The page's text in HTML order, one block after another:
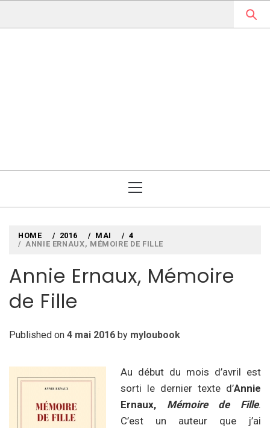
Menu
HOME 2016 MAI
4
ANNIE ERNAUX, MÉMOIRE DE FILLE
Annie Ernaux, Mémoire
de Fille
Published on 4 mai 2016 by myloubook
Au début du mois d’avril est
sorti le dernier texte d’Annie
Ernaux, Mémoire de Fille.
C’est un auteur que j’ai